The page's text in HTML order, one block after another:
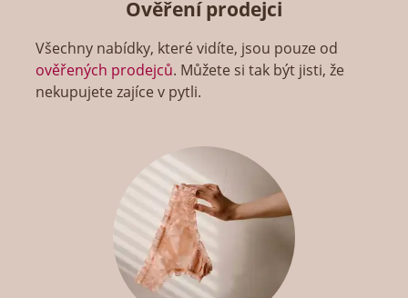
Ověření prodejci
Všechny nabídky, které vidíte, jsou pouze od
ověřených prodejců. Můžete si tak být jisti, že
nekupujete zajíce v pytli.